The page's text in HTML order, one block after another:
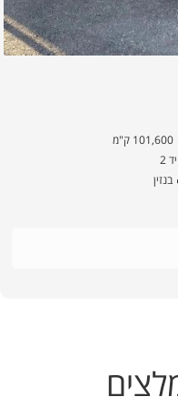
101,600 ק"מ
יד
בנזין